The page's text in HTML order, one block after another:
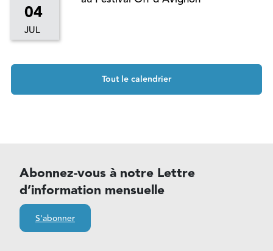
04
JUL
Tout le calendrier
Abonnez-vous à notre Lettre
d’information mensuelle
S'abonner